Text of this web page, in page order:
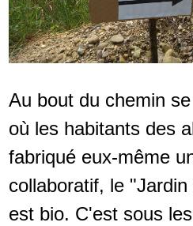
Au bout du chemin
où les habitants des
fabriqué eux-même
collaboratif, le
est bio. C'est sous